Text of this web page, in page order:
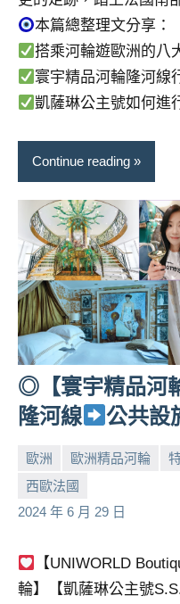
本篇總整理文分享：
搭乘河輪遊歐洲的八
寰宇精品河輪隆河線
凱薩琳公主號如何進
Continue reading
◎【寰宇精品河
隆河線
公共設
歐洲 歐洲精品河輪
西歐法國
2024 年 6 月 29 日
小
芳
No
comments
【UNIWORLD
輪】【凱薩琳公主號